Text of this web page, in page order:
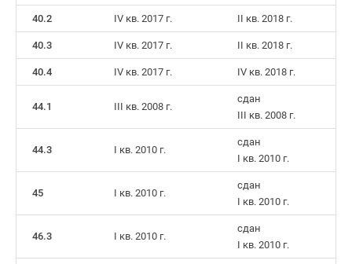
коттеджные
поселки
Коттеджные
поселки
Коттеджные
поселки
40.2 IV кв. 2017 г. II кв. 2018 г.
40.3 IV кв. 2017 г. II кв. 2018 г.
40.4 IV кв. 2017 г. IV кв. 2018 г.
44.1 III кв. 2008 г.
сдан
III кв. 2008 г.
44.3 I кв. 2010 г.
сдан
I кв. 2010 г.
45 I кв. 2010 г.
сдан
I кв. 2010 г.
46.3 I кв. 2010 г.
сдан
I кв. 2010 г.